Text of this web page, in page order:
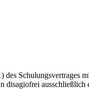
Schulungsvertrages
disagiofrei